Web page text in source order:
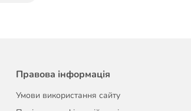
Правова інформація
Умови використання сайту